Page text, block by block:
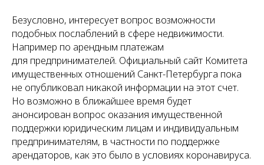
Безусловно, интересует вопрос возможности
подобных послаблений в сфере недвижимости.
Например по арендным платежам
для предпринимателей. Официальный сайт Комитета
имущественных отношений Санкт-Петербурга пока
не опубликовал никакой информации на этот счет.
Но возможно в ближайшее время будет
анонсирован вопрос оказания имущественной
поддержки юридическим лицам и индивидуальным
предпринимателям, в частности по поддержке
арендаторов, как это было в условиях коронавируса.